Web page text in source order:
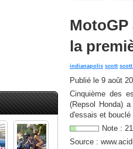
MotoGP
la
indianapolis scott
Publié le 9 août
Cinquième des
(Repsol Honda)
d'essais et
Note : 21
Source :